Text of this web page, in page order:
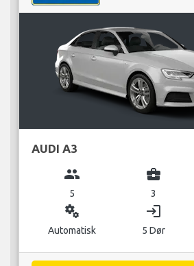
AUDI A3
group
5
business_center
3
miscellaneous_services
Automatisk
login
5 Dør